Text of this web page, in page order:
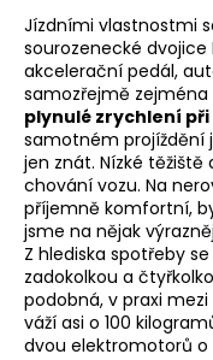
Jízdními vlastnostmi
sourozenecké dvojice
akcelerační pedál,
samozřejmě zejména
plynulé zrychlení
samotném projíždění
jen znát. Nízké
chování vozu. Na
příjemně komfortní,
jsme na nějak
Z hlediska spotřeby
zadokolkou a
podobná, v praxi mezi
váží asi o 100
dvou elektromotorů